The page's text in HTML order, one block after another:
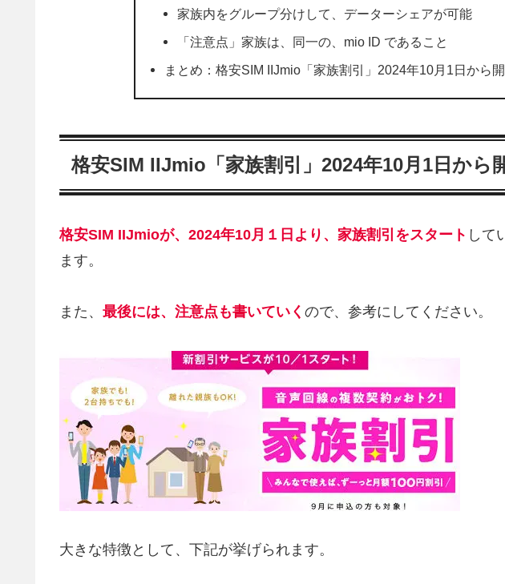
家族内をグループ分けして、データーシェアが可能
「注意点」家族は、同一の、mio ID であること
まとめ：格安SIM IIJmio「家族割引」2024年10月1日から
格安SIM IIJmio「家族割引」2024年10月1日から
格安SIM IIJmioが、2024年10月１日より、家族割引をスタート して
ます。
また、 最後には、注意点も書いていく ので、参考にしてください。
大きな特徴として、下記が挙げられます。